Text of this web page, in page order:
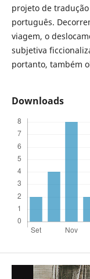
projeto de
português.
viagem, o
subjetiva
portanto, também
Downloads